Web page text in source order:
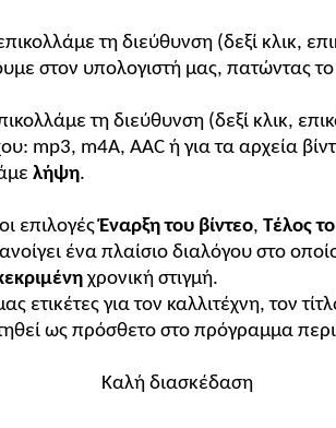
τη διεύθυνση (δεξί κλικ,
στον υπολογιστή μας, πατώντας
τη διεύθυνση (δεξί κλικ,
mp3, m4A, AAC ή για τα αρχεία
λήψη.
επιλογέςΈναρξη του βίντεο, Τέλος
ένα πλαίσιο διαλόγου στο
χρονική στιγμή.
για τον καλλιτέχνη, τον
ως πρόσθετο στο πρόγραμμα
Καλή διασκέδαση